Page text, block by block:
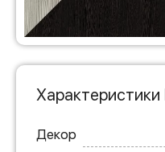
Декор